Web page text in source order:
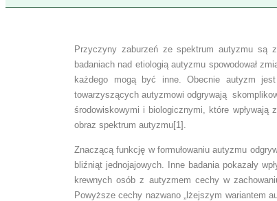
Przyczyny zaburzeń ze spektrum autyzmu są
badaniach nad etiologią autyzmu spowodował
każdego mogą być inne. Obecnie autyzm
towarzyszących autyzmowi odgrywają
środowiskowymi i biologicznymi, które
obraz spektrum autyzmu[1].
Znaczącą funkcję w formułowaniu autyzmu
bliźniąt jednojajowych. Inne badania pokazały
krewnych osób z autyzmem cechy w
Powyższe cechy nazwano „lżejszym wariantem